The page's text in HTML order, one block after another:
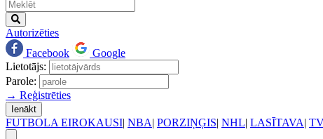
Autorizēties
Facebook
Google
Lietotājs:
Parole:
→ Reģistrēties
Ienākt
FUTBOLA EIROKAUSI| NBA| PORZIŅĢIS| NHL| LASĪTAVA|